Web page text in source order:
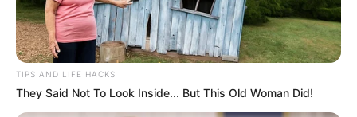
TIPS AND LIFE HACKS
They Said Not To Look Inside... But This Old Woman Did!